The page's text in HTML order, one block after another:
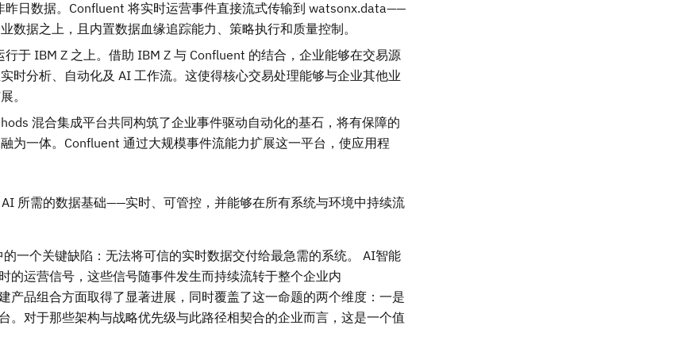
昨日数据。Confluent 将实时运营事件直接流式传输到 watsonx.data——
据之上，且内置数据血缘追踪能力、策略执行和质量控制。
于 IBM Z 之上。借助 IBM Z 与 Confluent 的结合，企业能够在交易源
时分析、自动化及 AI 工作流。这使得核心交易处理能够与企业其他业
。
混合集成平台共同构筑了企业事件驱动自动化的基石，将有保障的
为一体。Confluent 通过大规模事件流能力扩展这一平台，使应用程
所需的数据基础——实时、可管控，并能够在所有系统与环境中持续流
一个关键缺陷：无法将可信的实时数据交付给最急需的系统。 AI智能
的运营信号，这些信号随事件发生而持续流转于整个企业内
产品组合方面取得了显著进展，同时覆盖了这一命题的两个维度：一是
对于那些架构与战略优先级与此路径相契合的企业而言，这是一个值